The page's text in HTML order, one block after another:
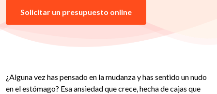
Solicitar un presupuesto online
¿Alguna vez has pensado en la mudanza y has sentido un nudo
en el estómago? Esa ansiedad que crece, hecha de cajas que